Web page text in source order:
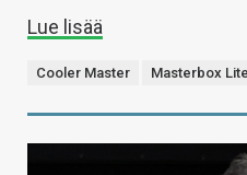
Lue lisää
Cooler Master Masterbox